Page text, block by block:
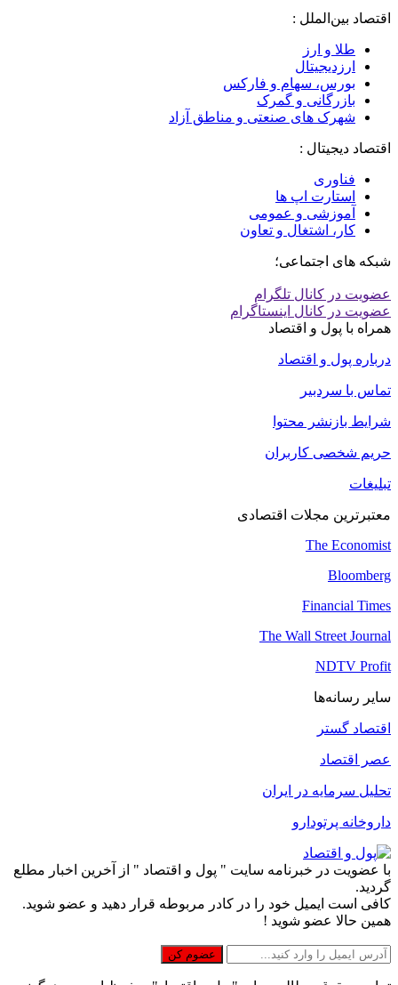
اقتصاد بین‌الملل :
طلا و ارز
ارزدیجیتال
بورس، سهام و فارکس
بازرگانی و گمرک
شهرک های صنعتی و مناطق آزاد
اقتصاد دیجیتال :
فناوری
استارت اپ ها
آموزشی و عمومی
کار، اشتغال و تعاون
شبکه های اجتماعی؛
عضویت در کانال تلگرام
عضویت در کانال اینستاگرام
همراه با پول و اقتصاد
درباره پول و اقتصاد
تماس با سردبیر
شرایط بازنشر محتوا
حریم شخصی کاربران
تبلیغات
معتبرترین مجلات اقتصادی
The Economist
Bloomberg
Financial Times
The Wall Street Journal
NDTV Profit
سایر رسانه‌ها
اقتصاد گستر
عصر اقتصاد
تحلیل سرمایه در ایران
داروخانه پرتودارو
با عضویت در خبرنامه سایت " پول و اقتصاد " از آخرین اخبار مطلع
گردید.
کافی است ایمیل خود را در کادر مربوطه قرار دهید و عضو شوید.
همین حالا عضو شوید !